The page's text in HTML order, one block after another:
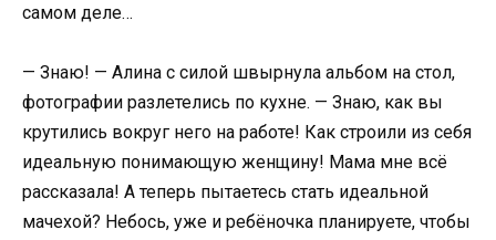
самом деле…
— Знаю! — Алина с силой швырнула альбом на стол,
фотографии разлетелись по кухне. — Знаю, как вы
крутились вокруг него на работе! Как строили из себя
идеальную понимающую женщину! Мама мне всё
рассказала! А теперь пытаетесь стать идеальной
мачехой? Небось, уже и ребёночка планируете, чтобы